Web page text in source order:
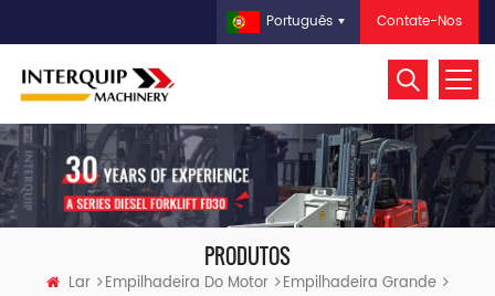
Contate-Nos
Português
PRODUTOS
Lar Empilhadeira Do Motor Empilhadeira Grande